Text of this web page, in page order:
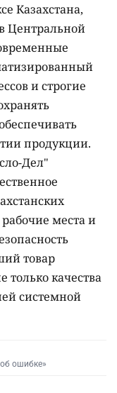
Казахстана,
Центральной
и строгие
продукции.
Дел"
места и
товар
только качества
системной
ошибке»